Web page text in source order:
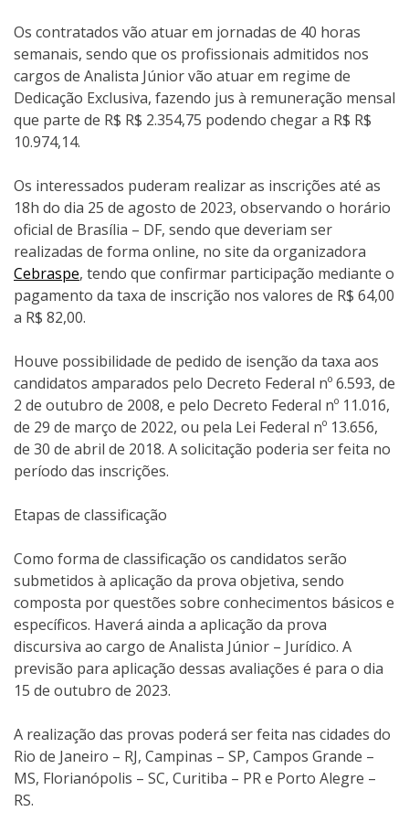
Os contratados vão atuar em jornadas de 40 horas
semanais, sendo que os profissionais admitidos nos
cargos de Analista Júnior vão atuar em regime de
Dedicação Exclusiva, fazendo jus à remuneração mensal
que parte de R$ R$ 2.354,75 podendo chegar a R$ R$
10.974,14.
Os interessados puderam realizar as inscrições até as
18h do dia 25 de agosto de 2023, observando o horário
oficial de Brasília – DF, sendo que deveriam ser
realizadas de forma online, no site da organizadora
Cebraspe, tendo que confirmar participação mediante o
pagamento da taxa de inscrição nos valores de R$ 64,00
a R$ 82,00.
Houve possibilidade de pedido de isenção da taxa aos
candidatos amparados pelo Decreto Federal nº 6.593, de
2 de outubro de 2008, e pelo Decreto Federal nº 11.016,
de 29 de março de 2022, ou pela Lei Federal nº 13.656,
de 30 de abril de 2018. A solicitação poderia ser feita no
período das inscrições.
Etapas de classificação
Como forma de classificação os candidatos serão
submetidos à aplicação da prova objetiva, sendo
composta por questões sobre conhecimentos básicos e
específicos. Haverá ainda a aplicação da prova
discursiva ao cargo de Analista Júnior – Jurídico. A
previsão para aplicação dessas avaliações é para o dia
15 de outubro de 2023.
A realização das provas poderá ser feita nas cidades do
Rio de Janeiro – RJ, Campinas – SP, Campos Grande –
MS, Florianópolis – SC, Curitiba – PR e Porto Alegre –
RS.